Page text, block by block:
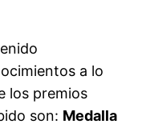
a lo
los premios
son: Medalla